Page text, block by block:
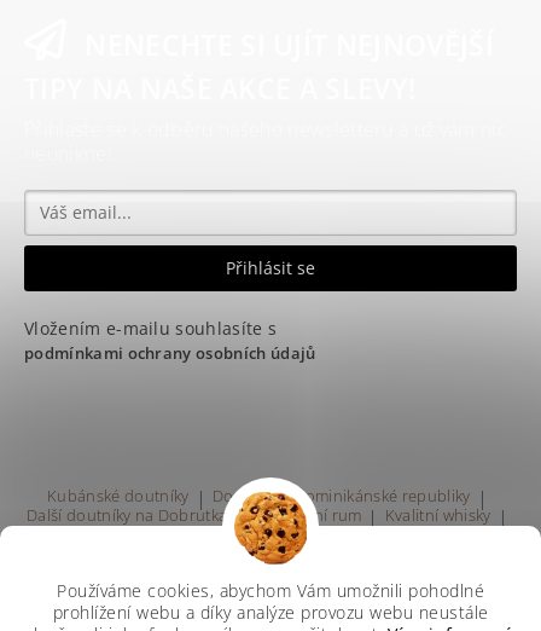
Vložením e-mailu souhlasíte s
podmínkami ochrany osobních údajů
Kubánské doutníky | Doutníky z Dominikánské republiky |
Další doutníky na Dobrutka.eu | Kvalitní rum | Kvalitní whisky |
Prodej rumu Praha
Používáme cookies, abychom Vám umožnili pohodlné
prohlížení webu a díky analýze provozu webu neustále